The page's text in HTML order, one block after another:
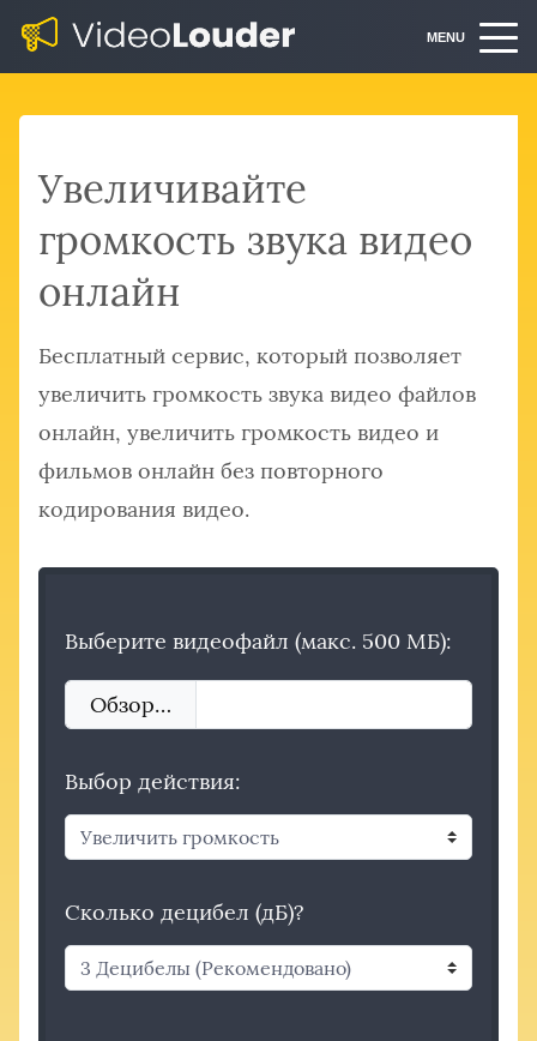
MENU
Увеличивайте
громкость звука видео
онлайн
Бесплатный сервис, который позволяет
увеличить громкость звука видео файлов
онлайн, увеличить громкость видео и
фильмов онлайн без повторного
кодирования видео.
Выберите видеофайл (макс. 500 МБ):
Обзор…
Выбор действия:
Сколько децибел (дБ)?